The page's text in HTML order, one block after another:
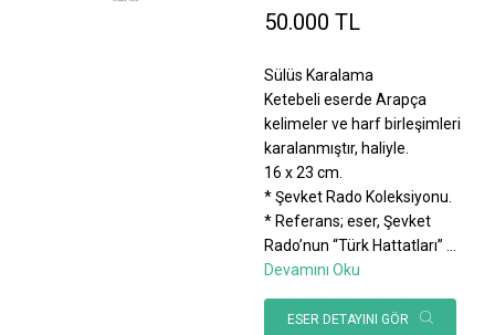
50.000 TL
Sülüs Karalama
Ketebeli eserde Arapça
kelimeler ve harf birleşimleri
karalanmıştır, haliyle.
16 x 23 cm.
* Şevket Rado Koleksiyonu.
* Referans; eser, Şevket
Rado’nun “Türk Hattatları”
Devamını Oku
ESER DETAYINI GÖR